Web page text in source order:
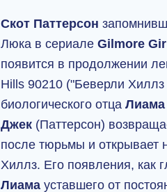
Скот Паттерсон
Люка в сериалеGilmore
появится в продолжении
Hills 90210 ("Беверли
биологического отцаЛиама
Джек (Паттерсон)
после тюрьмы и
Хиллз. Его появления, как
Лиама уставшего от